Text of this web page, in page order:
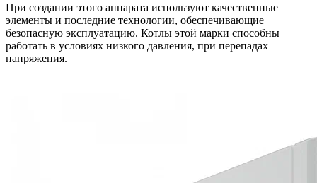
При создании этого аппарата используют качественные
элементы и последние технологии, обеспечивающие
безопасную эксплуатацию. Котлы этой марки способны
работать в условиях низкого давления, при перепадах
напряжения.